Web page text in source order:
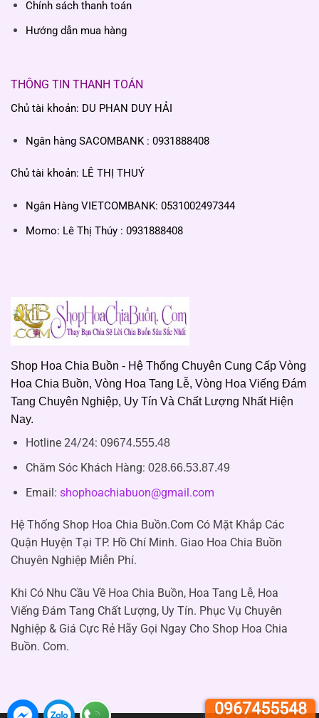
Chính sách thanh toán
Hướng dẫn mua hàng
THÔNG TIN THANH TOÁN
Chủ tài khoản: DU PHAN DUY HẢI
Ngân hàng SACOMBANK : 0931888408
Chủ tài khoản: LÊ THỊ THUÝ
Ngân Hàng VIETCOMBANK: 0531002497344
Momo: Lê Thị Thúy : 0931888408
Shop Hoa Chia Buồn - Hệ Thống Chuyên Cung Cấp Vòng
Hoa Chia Buồn, Vòng Hoa Tang Lễ, Vòng Hoa Viếng Đám
Tang Chuyên Nghiệp, Uy Tín Và Chất Lượng Nhất Hiện
Nay.
Hotline 24/24: 09674.555.48
Chăm Sóc Khách Hàng: 028.66.53.87.49
Email: shophoachiabuon@gmail.com
Hệ Thống Shop Hoa Chia Buồn.Com Có Mặt Khắp Các
Quận Huyện Tại TP. Hồ Chí Minh. Giao Hoa Chia Buồn
Chuyên Nghiệp Miễn Phí.
Khi Có Nhu Cầu Về Hoa Chia Buồn, Hoa Tang Lễ, Hoa
Viếng Đám Tang Chất Lượng, Uy Tín. Phục Vụ Chuyên
Nghiệp & Giá Cực Rẻ Hãy Gọi Ngay Cho Shop Hoa Chia
Buồn. Com.
0967455548